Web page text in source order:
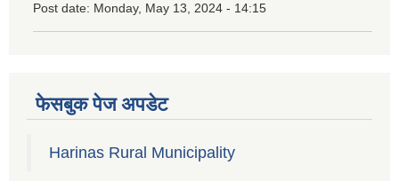
Post date: Monday, May 13, 2024 - 14:15
फेसबुक पेज अपडेट
Harinas Rural Municipality